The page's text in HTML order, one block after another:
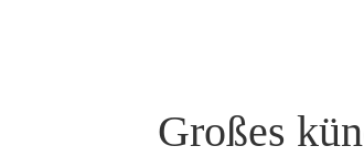
Großes